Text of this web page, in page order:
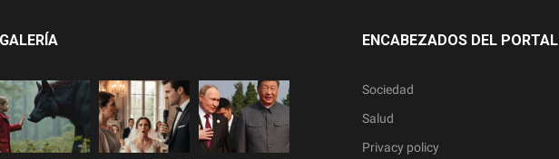
GALERÍA ENCABEZADOS DEL PORTAL
Sociedad
Salud
Privacy policy